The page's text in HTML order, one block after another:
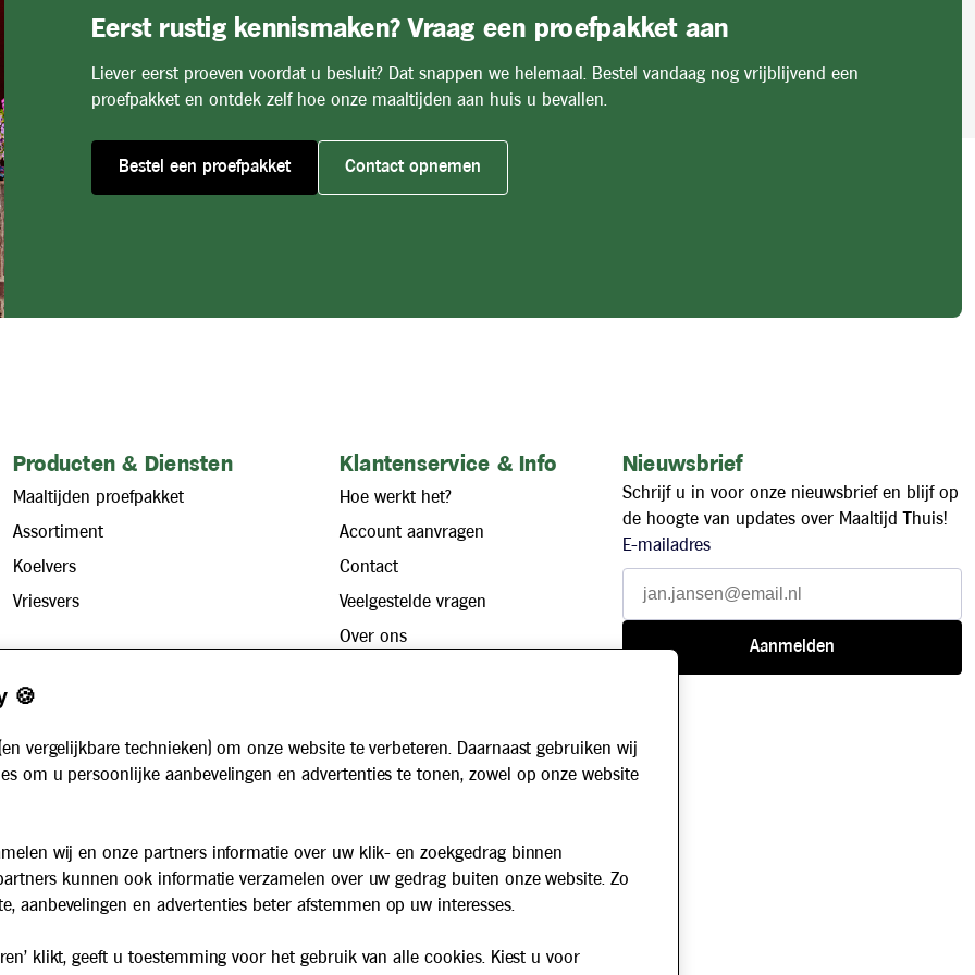
Eerst rustig kennismaken? Vraag een proefpakket aan
Liever eerst proeven voordat u besluit? Dat snappen we helemaal. Bestel vandaag nog vrijblijvend een
proefpakket en ontdek zelf hoe onze maaltijden aan huis u bevallen.
Bestel een proefpakket Contact opnemen
Producten & Diensten
Maaltijden proefpakket
Assortiment
Koelvers
Vriesvers
Maaltijdservice voor bedrijven
Voor instellingen
Algemene voorwaarden
Cookiebeleid
Klantenservice & Info
Hoe werkt het?
Account aanvragen
Contact
Veelgestelde vragen
Over ons
Nieuwsbrief
Schrijf u in voor onze nieuwsbrief en blijf op
de hoogte van updates over Maaltijd Thuis!
E-mailadres
🍪
vergelijkbare technieken) om onze website te verbeteren. Daarnaast gebruiken wij
om u persoonlijke aanbevelingen en advertenties te tonen, zowel op onze website
wij en onze partners informatie over uw klik- en zoekgedrag binnen
kunnen ook informatie verzamelen over uw gedrag buiten onze website. Zo
aanbevelingen en advertenties beter afstemmen op uw interesses.
klikt, geeft u toestemming voor het gebruik van alle cookies. Kiest u voor